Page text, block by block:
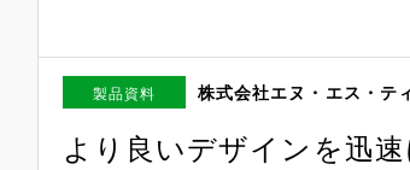
製品資料 株式会社エヌ・エス・テ
より良いデザインを迅速